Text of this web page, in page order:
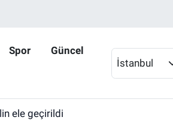
Spor Güncel
İstanbul
ele geçirildi